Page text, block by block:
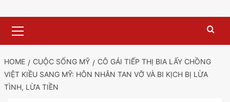
Menu
HOME CUỘC SỐNG MỸ
CÔ GÁI TIẾP THỊ BIA LẤY CHỒNG
VIỆT KIỀU SANG MỸ: HÔN NHÂN TAN VỠ VÀ BI KỊCH BỊ LỪA
TÌNH, LỪA TIỀN